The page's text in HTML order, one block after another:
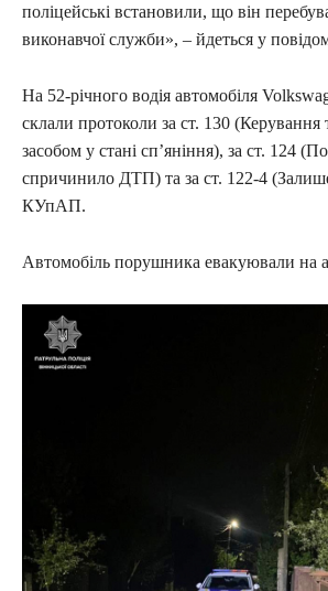
поліцейські встановили, що він
виконавчої служби», – йдеться у
На 52-річного водія автомобіля
склали протоколи за ст. 130
засобом у стані сп’яніння), за ст. 124
спричинило ДТП) та за ст. 122-4
КУпАП.
Автомобіль порушника евакуювали на